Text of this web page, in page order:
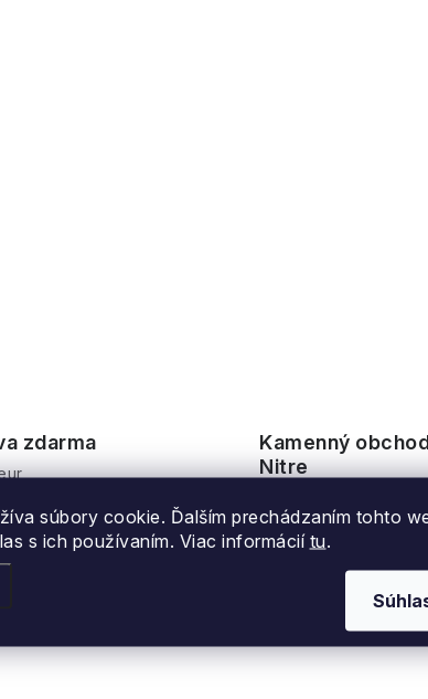
súbory cookie. Ďalším prechádzaním tohto
s ich používaním. Viac informáciítu.
zdarma
Kamenný
Nitre